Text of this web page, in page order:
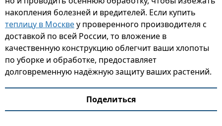
накопления болезней и вредителей. Если купить
теплицу в Москвеу проверенного производителя с
доставкой по всей России, то вложение в
качественную конструкцию облегчит ваши хлопоты
по уборке и обработке, предоставляет
долговременную надёжную защиту ваших растений.
Поделиться